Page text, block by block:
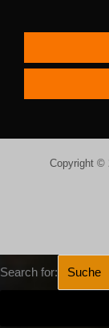
Copyright ©
Search for: